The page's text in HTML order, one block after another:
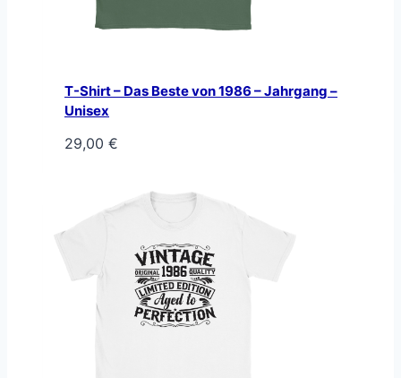
T-Shirt – Das Beste von 1986 – Jahrgang –
Unisex
29,00 €